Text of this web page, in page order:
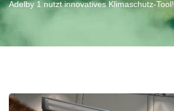
Adelby 1 nutzt innovatives Klimaschutz-Tool!